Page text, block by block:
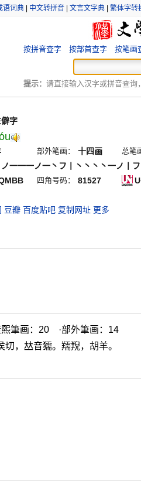
语词典 中文转拼音 文言文字典 繁体字转
按拼音查字 按部首查字 按笔画
提示： 请直接输入汉字或拼音查询
字
部外笔画： 十四画
总笔
ノ一一一ノ一丶フ丨丶丶丶丶一ノ丨
四角号码： 81527
豆瓣 百度贴吧 复制网址 更多
熙筆画：20 ·部外筆画：14
， 𠀤音獳。羺䍲，胡羊。